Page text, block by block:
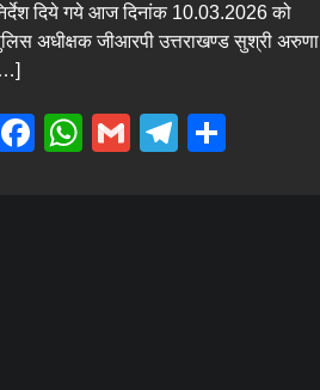
दिये गये आज दिनांक 10.03.2026 को
अधीक्षक जीआरपी उत्तराखण्ड सुश्री अरुणा
Facebook
WhatsApp
GmailTelegram